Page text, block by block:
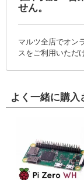
せん。
マルツ全店でオン
スをご利用いただ
よく一緒に購入